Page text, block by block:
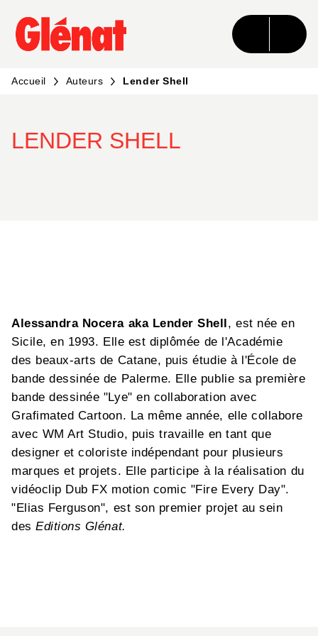
MENU RECHERCHE CONTENU
PIED DE PAGE
Accueil Auteurs Lender Shell
LENDER SHELL
Alessandra Nocera aka Lender Shell, est née en
Sicile, en 1993. Elle est diplômée de l'Académie
des beaux-arts de Catane, puis étudie à l'École de
bande dessinée de Palerme. Elle publie sa première
bande dessinée "Lye" en collaboration avec
Grafimated Cartoon. La même année, elle collabore
avec WM Art Studio, puis travaille en tant que
designer et coloriste indépendant pour plusieurs
marques et projets. Elle participe à la réalisation du
vidéoclip Dub FX motion comic "Fire Every Day".
"Elias Ferguson", est son premier projet au sein
desEditions Glénat.